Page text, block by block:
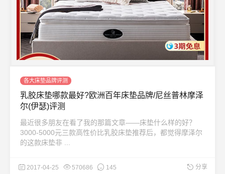
各大床垫品牌评测
乳胶床垫哪款最好?欧洲百年床垫品牌/尼丝普林摩泽
尔(伊瑟)评测
最近很多朋友在看了我的那篇文章——床垫什么样的好？
3000-5000元三款高性价比乳胶床垫推荐后，都觉得摩泽尔
的这款床垫非 ...
2017-04-25 570686 145 分享